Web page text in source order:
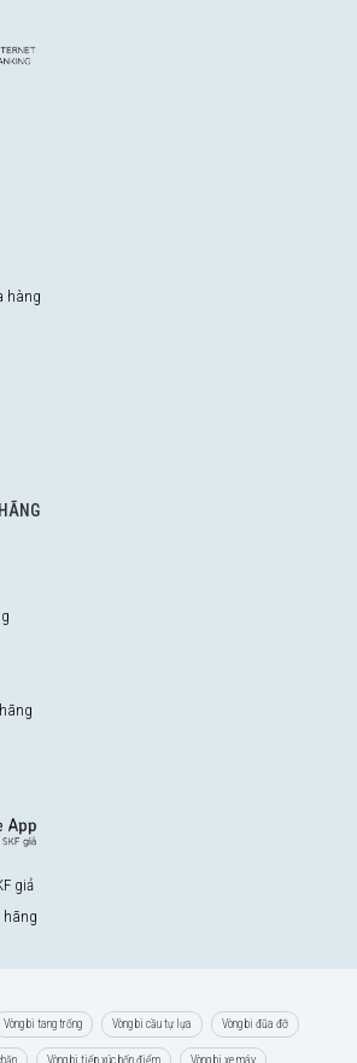
hàng
giả
hãng
Vòng bi tang trống Vòng bi cầu tự lựa Vòng bi đũa đỡ
Vòng bi tiếp xúc bốn điểm Vòng bi xe máy